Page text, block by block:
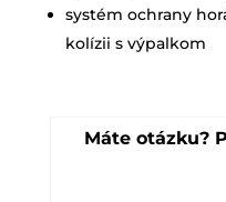
systém ochrany
kolízii s výpalkom
Máte otázku?